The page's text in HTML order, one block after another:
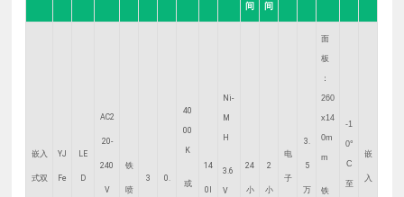
间 间
嵌入
式双
YJ
Fe
LE
D
AC2
20-
240
V
铁
喷
3 0.
40
00
K
或
14
0l
Ni-
M
H
3.6
V
24
小
2
小
电
子
3.
5
万
面
板
：
260
x14
0m
m
铁
-1
0°
C
至
嵌
入